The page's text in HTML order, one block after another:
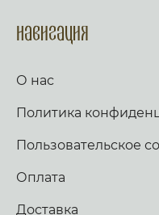
Навигация
О нас
Политика
Пользовательское
Оплата
Доставка